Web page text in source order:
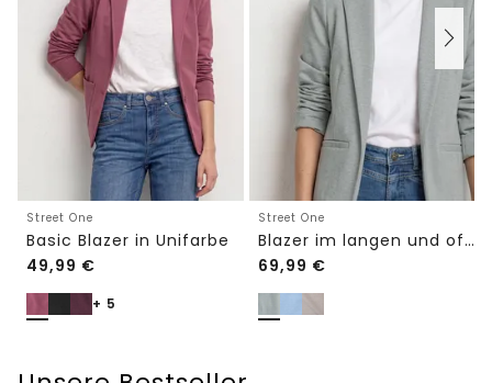
Street One
Basic Blazer in Unifarbe
49,99 €
+ 5
Street One
Blazer im langen und offenen Schnitt
69,99 €